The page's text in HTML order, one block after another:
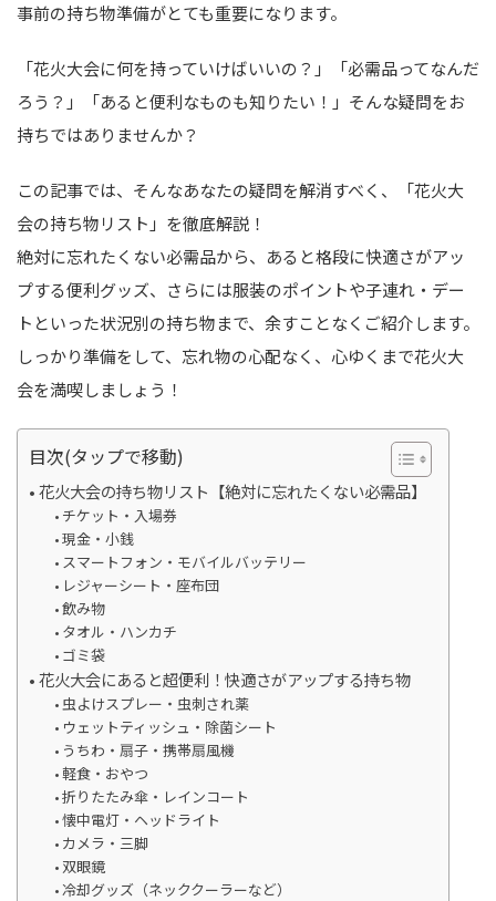
事前の持ち物準備がとても重要になります。
「花火大会に何を持っていけばいいの？」「必需品ってなんだ
ろう？」「あると便利なものも知りたい！」そんな疑問をお
持ちではありませんか？
この記事では、そんなあなたの疑問を解消すべく、「花火大
会の持ち物リスト」を徹底解説！
絶対に忘れたくない必需品から、あると格段に快適さがアッ
プする便利グッズ、さらには服装のポイントや子連れ・デー
トといった状況別の持ち物まで、余すことなくご紹介します。
しっかり準備をして、忘れ物の心配なく、心ゆくまで花火大
会を満喫しましょう！
目次(タップで移動)
花火大会の持ち物リスト【絶対に忘れたくない必需品】
チケット・入場券
現金・小銭
スマートフォン・モバイルバッテリー
レジャーシート・座布団
飲み物
タオル・ハンカチ
ゴミ袋
花火大会にあると超便利！快適さがアップする持ち物
虫よけスプレー・虫刺され薬
ウェットティッシュ・除菌シート
うちわ・扇子・携帯扇風機
軽食・おやつ
折りたたみ傘・レインコート
懐中電灯・ヘッドライト
カメラ・三脚
双眼鏡
冷却グッズ（ネッククーラーなど）